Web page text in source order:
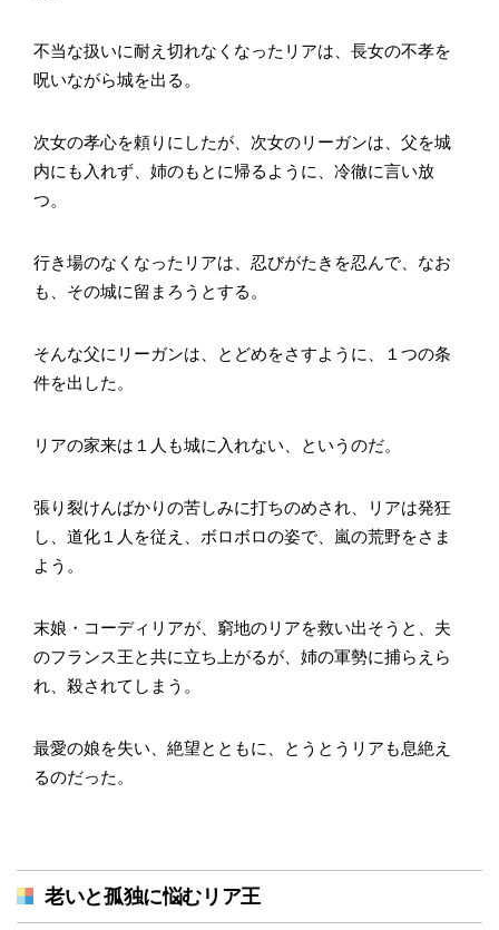
不当な扱いに耐え切れなくなったリアは、長女の不孝を
呪いながら城を出る。
次女の孝心を頼りにしたが、次女のリーガンは、父を城
内にも入れず、姉のもとに帰るように、冷徹に言い放
つ。
行き場のなくなったリアは、忍びがたきを忍んで、なお
も、その城に留まろうとする。
そんな父にリーガンは、とどめをさすように、１つの条
件を出した。
リアの家来は１人も城に入れない、というのだ。
張り裂けんばかりの苦しみに打ちのめされ、リアは発狂
し、道化１人を従え、ボロボロの姿で、嵐の荒野をさま
よう。
末娘・コーディリアが、窮地のリアを救い出そうと、夫
のフランス王と共に立ち上がるが、姉の軍勢に捕らえら
れ、殺されてしまう。
最愛の娘を失い、絶望とともに、とうとうリアも息絶え
るのだった。
老いと孤独に悩むリア王